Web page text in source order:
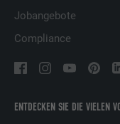
ENTDECKEN SIE DIE VIELEN
Jobangebote
Compliance
Name
Anbieter
Laufzeit 29